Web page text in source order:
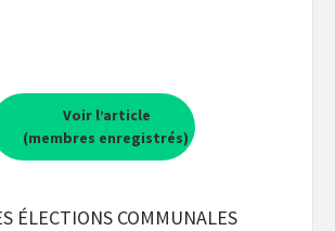
Voir l’article
(membres enregistrés)
ÉLECTIONS COMMUNALES